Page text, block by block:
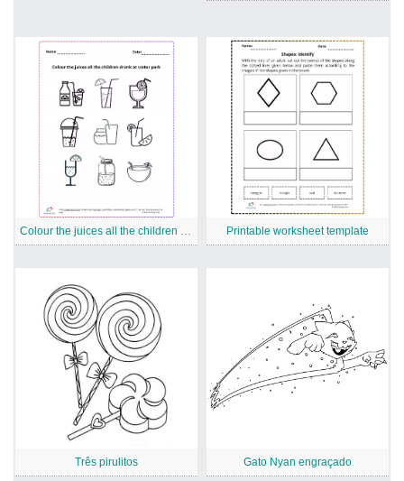
Colour the juices all the children drank at water park free Printable Worksheet Printable worksheet template
Três pirulitos Gato Nyan engraçado